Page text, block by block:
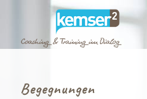
Begegnungen